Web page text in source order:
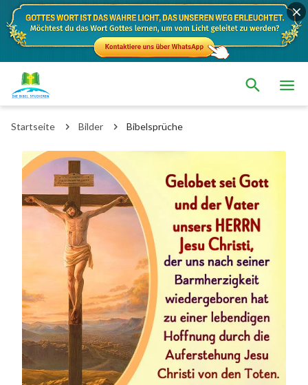
Startseite Bilder Bibelsprüche